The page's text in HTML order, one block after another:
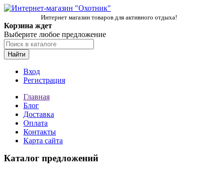
Интернет магазин товаров для активного отдыха!
Корзина ждет
Выберите любое предложение
Найти
Вход
Регистрация
Главная
Блог
Доставка
Оплата
Контакты
Карта сайта
Каталог предложений